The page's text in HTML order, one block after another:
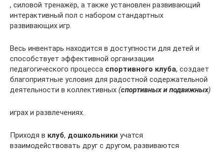
, силовой тренажёр, а также установлен развивающий
интерактивный пол с набором стандартных
развивающих игр.
Весь инвентарь находится в доступности для детей и
способствует эффективной организации
педагогического процесса спортивного клуба, создает
благоприятные условия для радостной содержательной
деятельности в коллективных (спортивных и подвижных)
играх и развлечениях.
Приходя в клуб, дошкольники учатся
взаимодействовать друг с другом, развиваются